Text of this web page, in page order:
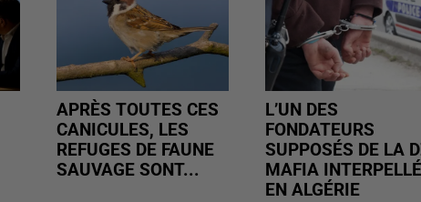
APRÈS TOUTES CES
CANICULES, LES
REFUGES DE FAUNE
SAUVAGE SONT...
L’UN DES
FONDATEURS
SUPPOSÉS DE LA
MAFIA INTERPELLÉ
EN ALGÉRIE